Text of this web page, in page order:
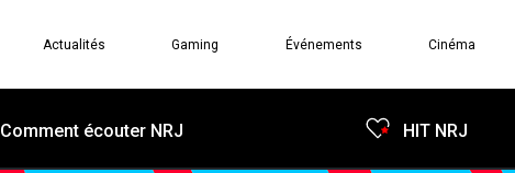
Actualités Gaming Événements Cinéma
Comment écouter NRJ HIT NRJ